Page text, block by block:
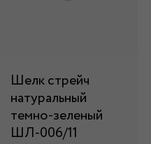
Шелк стрейч
натуральный
темно-зеленый
ШЛ-006/11